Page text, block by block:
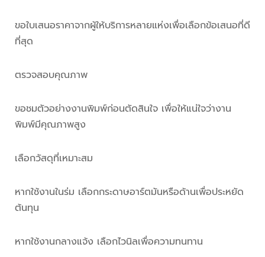
ขอใบเสนอราคาจากผู้ให้บริการหลายแห่งเพื่อเลือกข้อเสนอที่ดี
ที่สุด
ตรวจสอบคุณภาพ
ขอชมตัวอย่างงานพิมพ์ก่อนตัดสินใจ เพื่อให้แน่ใจว่างาน
พิมพ์มีคุณภาพสูง
เลือกวัสดุที่เหมาะสม
หากใช้งานในร่ม เลือกกระดาษอาร์ตมันหรือด้านเพื่อประหยัด
ต้นทุน
หากใช้งานกลางแจ้ง เลือกไวนิลเพื่อความทนทาน